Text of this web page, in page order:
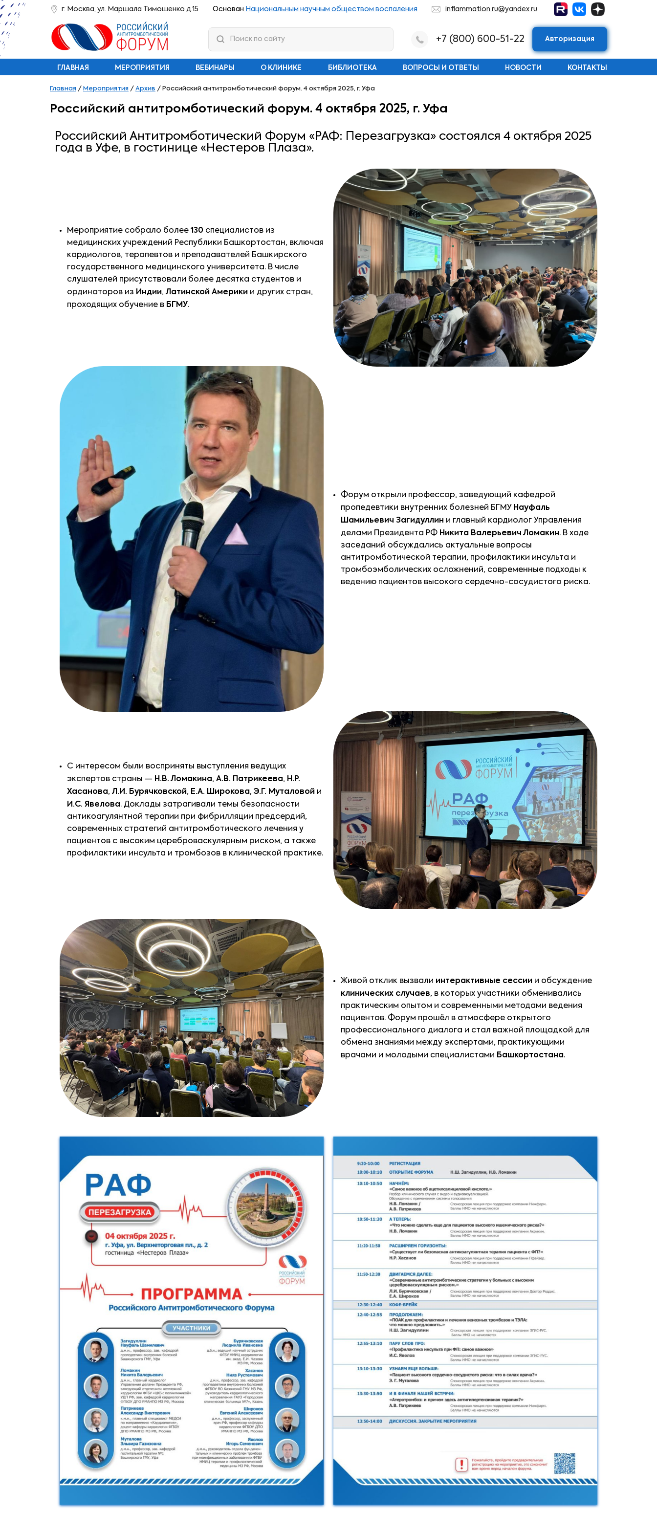
г. Москва, ул. Маршала Тимошенко д.15 Основан Национальным научным обществом воспаления inflammation.ru@yandex.ru
+7 (800) 600-51-22 Авторизация
ГЛАВНАЯ МЕРОПРИЯТИЯ ВЕБИНАРЫ О КЛИНИКЕ БИБЛИОТЕКА ВОПРОСЫ И ОТВЕТЫ НОВОСТИ КОНТАКТЫ
Главная / Мероприятия / Архив / Российский антитромботический форум. 4 октября 2025, г. Уфа
Российский антитромботический форум. 4 октября 2025, г. Уфа
Российский Антитромботический Форум «РАФ: Перезагрузка» состоялся 4 октября 2025
года в Уфе, в гостинице «Нестеров Плаза».
Мероприятие собрало более 130 специалистов из
медицинских учреждений Республики Башкортостан, включая
кардиологов, терапевтов и преподавателей Башкирского
государственного медицинского университета. В числе
слушателей присутствовали более десятка студентов и
ординаторов из Индии, Латинской Америки и других стран,
проходящих обучение в БГМУ.
Форум открыли профессор, заведующий кафедрой
пропедевтики внутренних болезней БГМУ Науфаль
Шамильевич Загидуллин и главный кардиолог Управления
делами Президента РФ Никита Валерьевич Ломакин. В ходе
заседаний обсуждались актуальные вопросы
антитромботической терапии, профилактики инсульта и
тромбоэмболических осложнений, современные подходы к
ведению пациентов высокого сердечно-сосудистого риска.
С интересом были восприняты выступления ведущих
экспертов страны — Н.В. Ломакина, А.В. Патрикеева, Н.Р.
Хасанова, Л.И. Бурячковской, Е.А. Широкова, Э.Г. Муталовой и
И.С. Явелова. Доклады затрагивали темы безопасности
антикоагулянтной терапии при фибрилляции предсердий,
современных стратегий антитромботического лечения у
пациентов с высоким цереброваскулярным риском, а также
профилактики инсульта и тромбозов в клинической практике.
Живой отклик вызвали интерактивные сессии и обсуждение
клинических случаев, в которых участники обменивались
практическим опытом и современными методами ведения
пациентов. Форум прошёл в атмосфере открытого
профессионального диалога и стал важной площадкой для
обмена знаниями между экспертами, практикующими
врачами и молодыми специалистами Башкортостана.